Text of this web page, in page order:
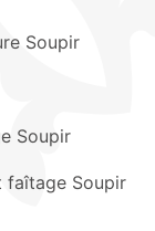
Soupir
Soupir
faîtage Soupir